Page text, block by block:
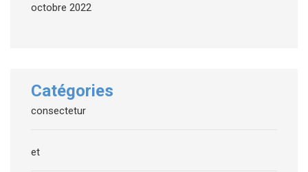
octobre 2022
Catégories
consectetur
et